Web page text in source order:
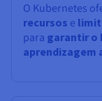
O Kubernetes
recursos e
para garantir o
aprendizagem